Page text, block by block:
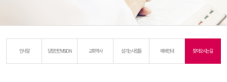
인사말 당정만안 VISION 교회 역사 섬기는 사람들 예배 안내 찾아오시는 길